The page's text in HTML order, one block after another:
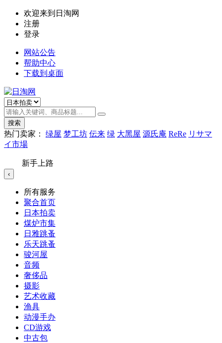
欢迎来到日淘网
注册
登录
网站公告
帮助中心
下载到桌面
搜索
热门卖家： 绿屋 梦工坊 伝来 绿 大黑屋 源氏庵 ReRe リサマ
イ市場
新手上路
‹
所有服务
聚合首页
日本拍卖
煤炉市集
日雅跳蚤
乐天跳蚤
骏河屋
音频
奢侈品
摄影
艺术收藏
渔具
动漫手办
CD游戏
中古包